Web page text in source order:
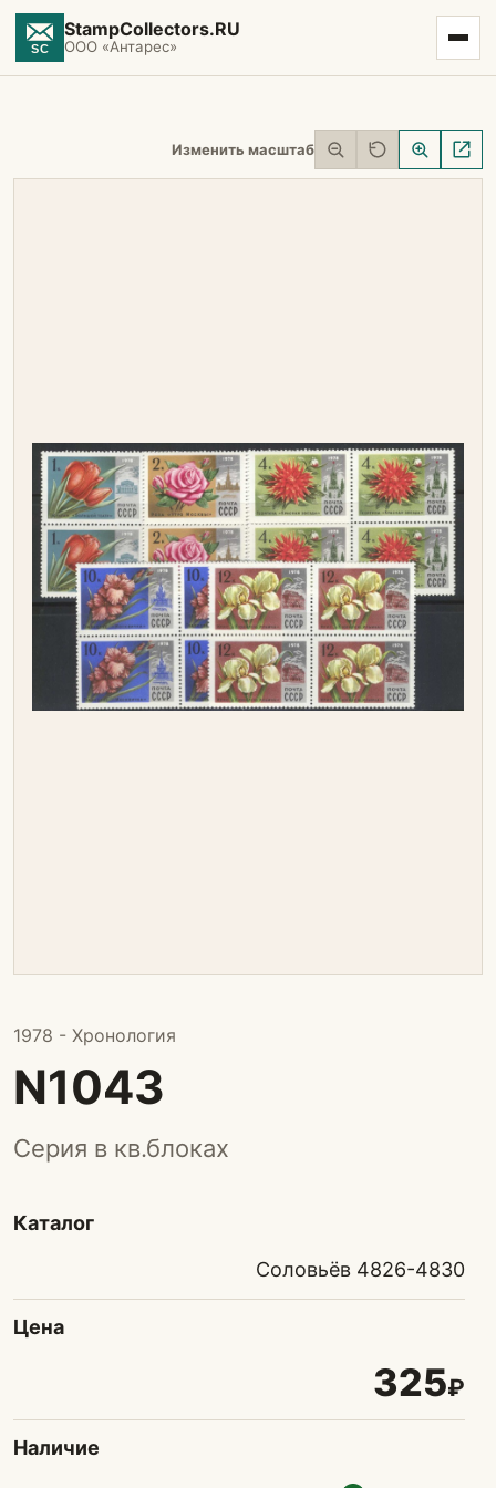
StampCollectors.RU
ООО «Антарес»
Изменить масштаб
1978 - Хронология
N1043
Серия в кв.блоках
Каталог
Соловьёв 4826-4830
Цена
325₽
Наличие